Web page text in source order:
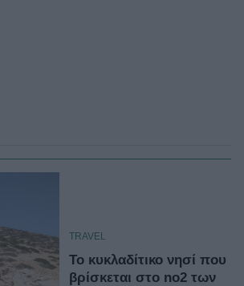
TRAVEL
Το κυκλαδίτικο νησί που
βρίσκεται στο no2 των